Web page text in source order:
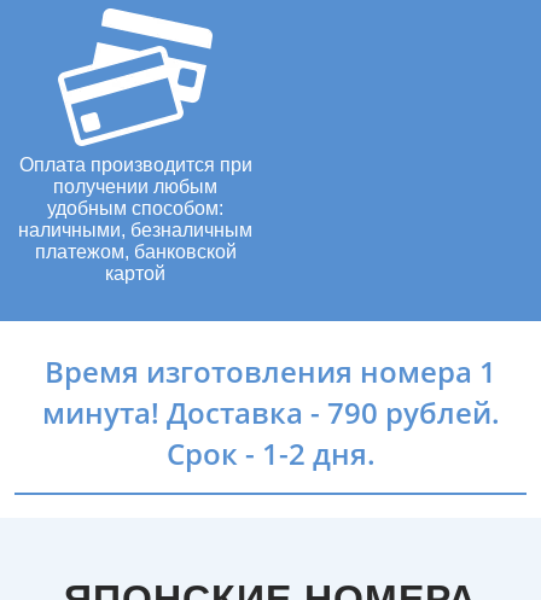
Оплата производится при
получении любым
удобным способом:
наличными, безналичным
платежом, банковской
картой
Время изготовления номера 1
минута! Доставка - 790 рублей.
Срок - 1-2 дня.